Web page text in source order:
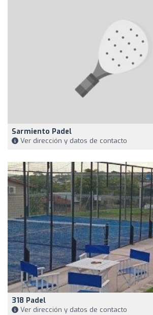
Sarmiento Padel
Ver dirección y datos de contacto
318 Padel
Ver dirección y datos de contacto